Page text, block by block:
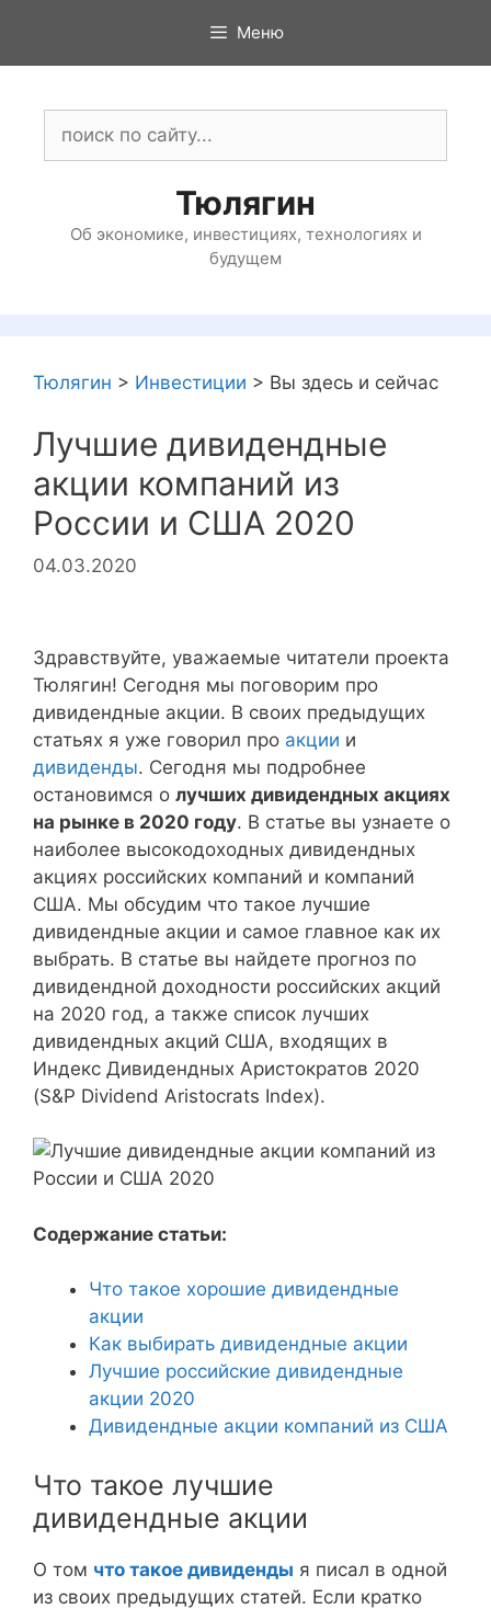
содержимому
Меню
Тюлягин
Об экономике, инвестициях, технологиях и
будущем
Тюлягин > Инвестиции > Вы здесь и сейчас
Лучшие дивидендные
акции компаний из
России и США 2020
04.03.2020
Здравствуйте, уважаемые читатели проекта
Тюлягин! Сегодня мы поговорим про
дивидендные акции. В своих предыдущих
статьях я уже говорил про акции и
дивиденды. Сегодня мы подробнее
остановимся о лучших дивидендных акциях
на рынке в 2020 году. В статье вы узнаете о
наиболее высокодоходных дивидендных
акциях российских компаний и компаний
США. Мы обсудим что такое лучшие
дивидендные акции и самое главное как их
выбрать. В статье вы найдете прогноз по
дивидендной доходности российских акций
на 2020 год, а также список лучших
дивидендных акций США, входящих в
Индекс Дивидендных Аристократов 2020
(S&P Dividend Aristocrats Index).
Содержание статьи:
Что такое хорошие дивидендные
акции
Как выбирать дивидендные акции
Лучшие российские дивидендные
акции 2020
Дивидендные акции компаний из США
Что такое лучшие
дивидендные акции
О том что такое дивиденды я писал в одной
из своих предыдущих статей. Если кратко